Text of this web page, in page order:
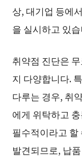
상, 대기업 등에
을 실시하고 있
취약점 진단은
지 다양합니다.
다루는 경우, 취
에게 위탁하고
필수적이라고 할
발견되므로, 납